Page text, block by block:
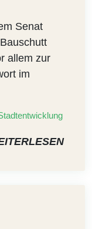
Senat
allem zur
im